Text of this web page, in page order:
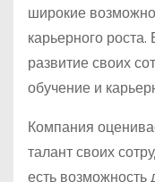
широкие
карьерного роста.
развитие своих
обучение и
Компания
талант своих
есть